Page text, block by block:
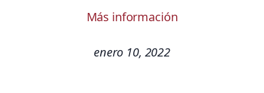
Más información
enero 10, 2022